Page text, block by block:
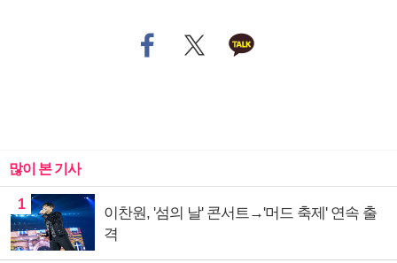
많이 본 기사
1
이찬원, '섬의 날' 콘서트→'머드 축제' 연속 출
격